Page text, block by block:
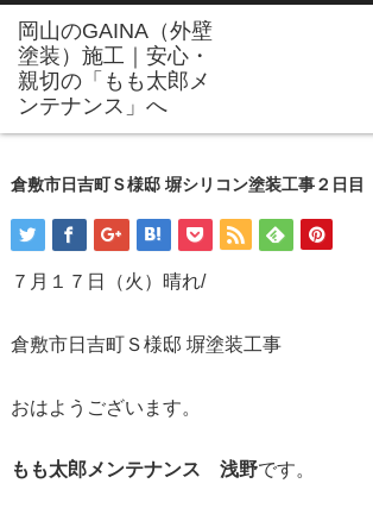
倉敷市日吉町Ｓ様邸 塀シリコン塗装工事２日目
７月１７日（火）晴れ/
倉敷市日吉町Ｓ様邸 塀塗装工事
おはようございます。
もも太郎メンテナンス 浅野です。